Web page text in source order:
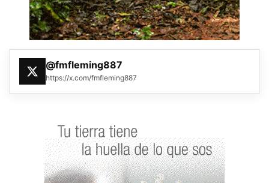
@fmfleming887
https://x.com/fmfleming887